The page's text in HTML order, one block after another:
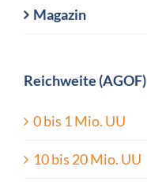
Magazin
Reichweite (AGOF)
0 bis 1 Mio. UU
10 bis 20 Mio. UU